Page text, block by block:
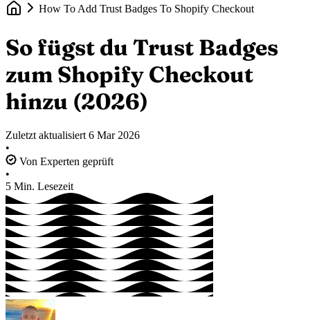
How To Add Trust Badges To Shopify Checkout
So fügst du Trust Badges
zum Shopify Checkout
hinzu (2026)
Zuletzt aktualisiert 6 Mar 2026
•
Von Experten geprüft
•
5 Min. Lesezeit